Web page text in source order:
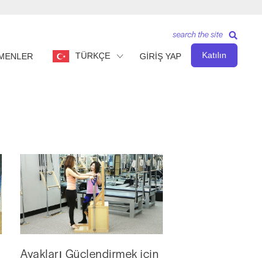
TÜRKÇE GİRİŞ YAP Katılın
search the site
Ayakları Güçlendirmek için